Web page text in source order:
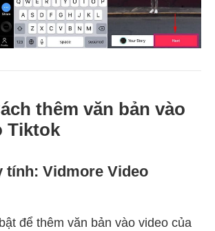
thêm văn bản vào
Tiktok
tính: Vidmore Video
để thêm văn bản vào video của